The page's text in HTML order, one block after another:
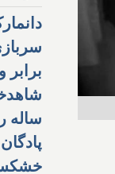
برابر و
ساله